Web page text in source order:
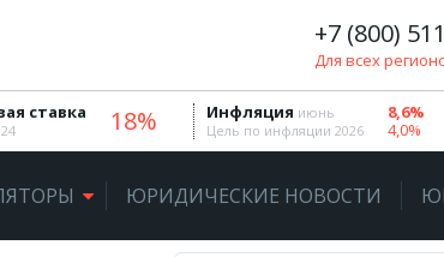
Для всех
+7 (800)
ставка 18% Инфляция июнь
Цель по инфляции 2026
8,6%
4,0%
ЮРИДИЧЕСКИЕ НОВОСТИ